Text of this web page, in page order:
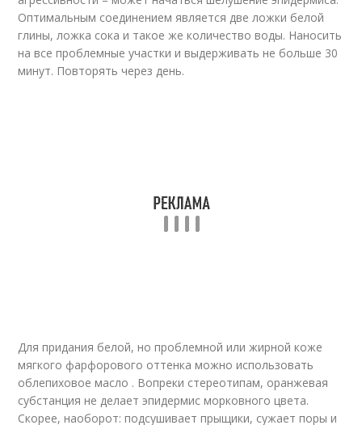
Оптимальным соединением является две ложки белой
глины, ложка сока и такое же количество воды. Наносить
на все проблемные участки и выдерживать не больше 30
минут. Повторять через день.
Для придания белой, но проблемной или жирной коже
мягкого фарфорового оттенка можно использовать
облепиховое масло . Вопреки стереотипам, оранжевая
субстанция не делает эпидермис морковного цвета.
Скорее, наоборот: подсушивает прыщики, сужает поры и